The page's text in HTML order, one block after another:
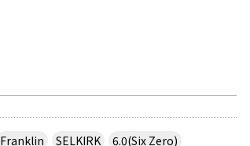
Franklin SELKIRK
6.0(Six Zero)